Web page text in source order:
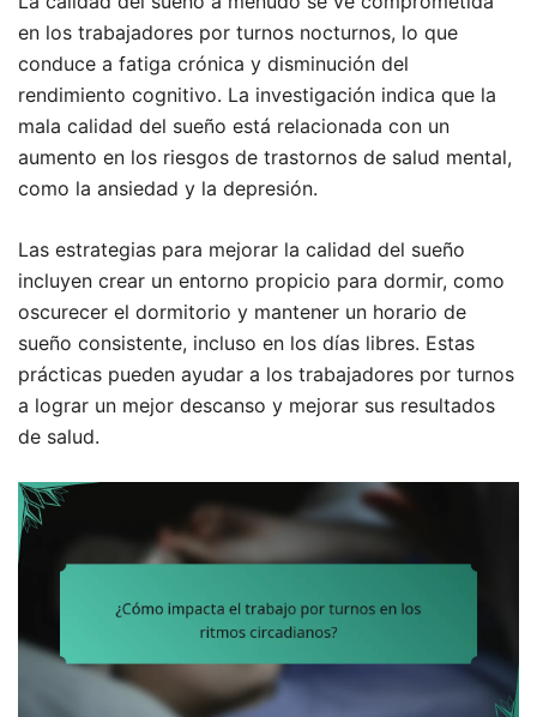
en los trabajadores por turnos nocturnos, lo que
conduce a fatiga crónica y disminución del
rendimiento cognitivo. La investigación indica que la
mala calidad del sueño está relacionada con un
aumento en los riesgos de trastornos de salud mental,
como la ansiedad y la depresión.
Las estrategias para mejorar la calidad del sueño
incluyen crear un entorno propicio para dormir, como
oscurecer el dormitorio y mantener un horario de
sueño consistente, incluso en los días libres. Estas
prácticas pueden ayudar a los trabajadores por turnos
a lograr un mejor descanso y mejorar sus resultados
de salud.